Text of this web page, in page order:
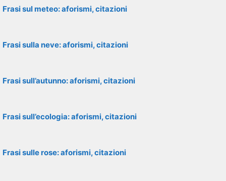
Frasi sul meteo: aforismi, citazioni
Frasi sulla neve: aforismi, citazioni
Frasi sull’autunno: aforismi, citazioni
Frasi sull’ecologia: aforismi, citazioni
Frasi sulle rose: aforismi, citazioni